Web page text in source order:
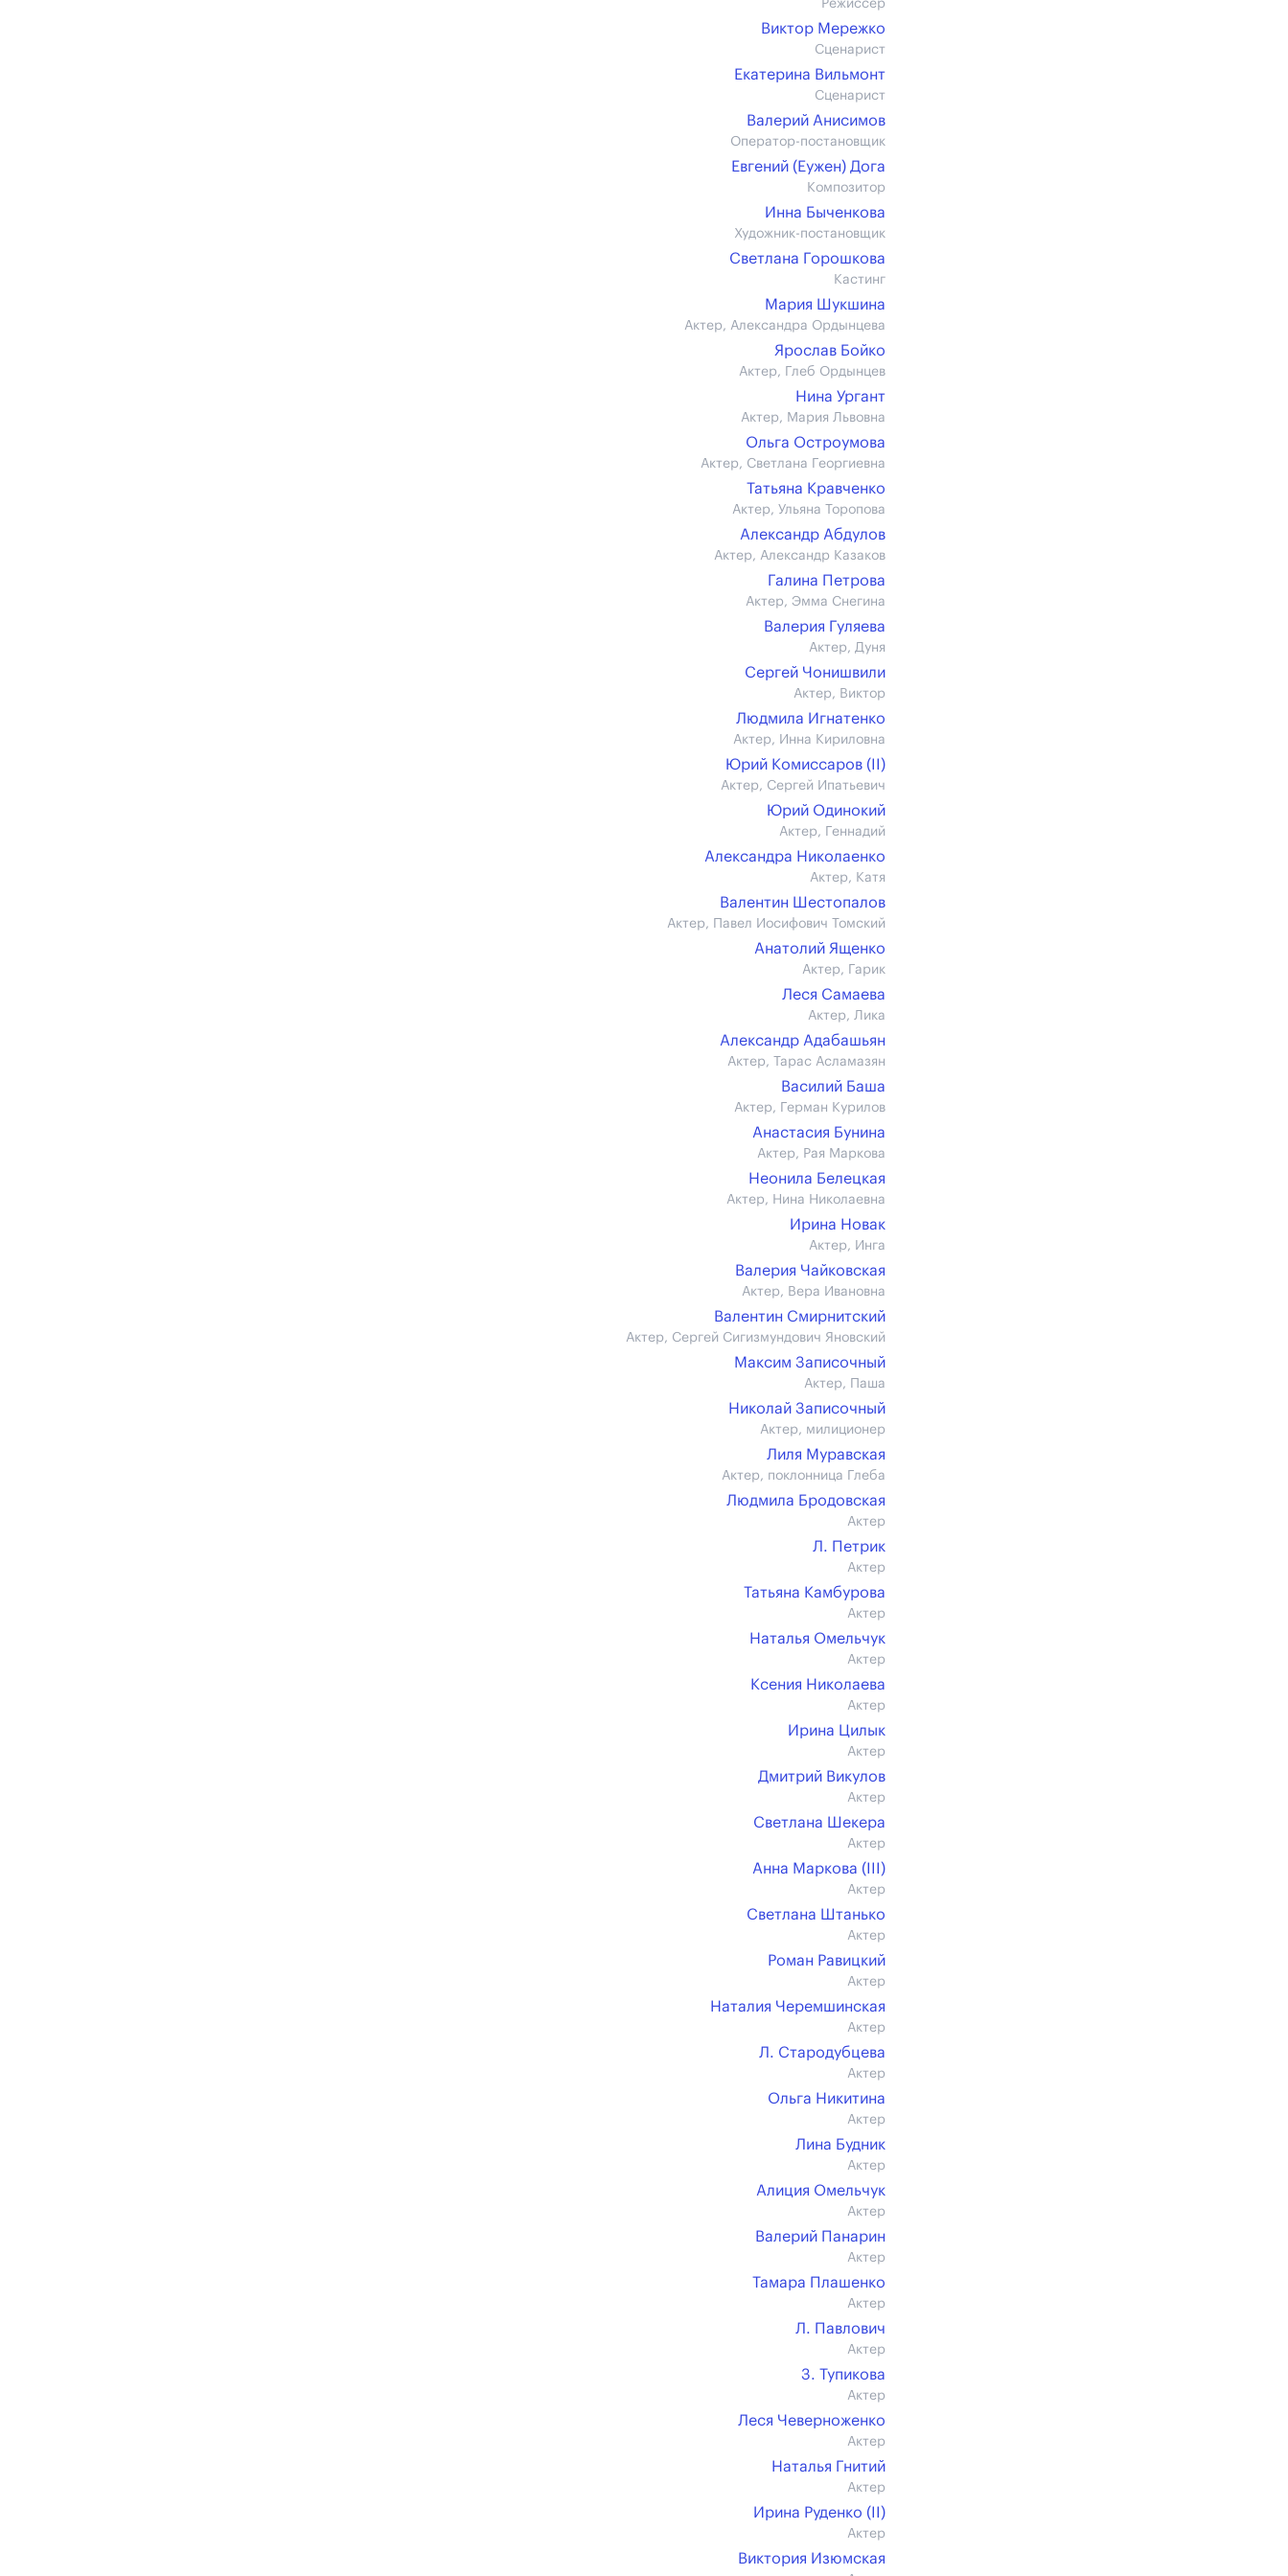
Режиссер
Виктор Мережко
Сценарист
Екатерина Вильмонт
Сценарист
Валерий Анисимов
Оператор-постановщик
Евгений (Еужен) Дога
Композитор
Инна Быченкова
Художник-постановщик
Светлана Горошкова
Кастинг
Мария Шукшина
Актер, Александра Ордынцева
Ярослав Бойко
Актер, Глеб Ордынцев
Нина Ургант
Актер, Мария Львовна
Ольга Остроумова
Актер, Светлана Георгиевна
Татьяна Кравченко
Актер, Ульяна Торопова
Александр Абдулов
Актер, Александр Казаков
Галина Петрова
Актер, Эмма Снегина
Валерия Гуляева
Актер, Дуня
Сергей Чонишвили
Актер, Виктор
Людмила Игнатенко
Актер, Инна Кириловна
Юрий Комиссаров (II)
Актер, Сергей Ипатьевич
Юрий Одинокий
Актер, Геннадий
Александра Николаенко
Актер, Катя
Валентин Шестопалов
Актер, Павел Иосифович Томский
Анатолий Ященко
Актер, Гарик
Леся Самаева
Актер, Лика
Александр Адабашьян
Актер, Тарас Асламазян
Василий Баша
Актер, Герман Курилов
Анастасия Бунина
Актер, Рая Маркова
Неонила Белецкая
Актер, Нина Николаевна
Ирина Новак
Актер, Инга
Валерия Чайковская
Актер, Вера Ивановна
Валентин Смирнитский
Актер, Сергей Сигизмундович Яновский
Максим Записочный
Актер, Паша
Николай Записочный
Актер, милиционер
Лиля Муравская
Актер, поклонница Глеба
Людмила Бродовская
Актер
Л. Петрик
Актер
Татьяна Камбурова
Актер
Наталья Омельчук
Актер
Ксения Николаева
Актер
Ирина Цилык
Актер
Дмитрий Викулов
Актер
Светлана Шекера
Актер
Анна Маркова (III)
Актер
Светлана Штанько
Актер
Роман Равицкий
Актер
Наталия Черемшинская
Актер
Л. Стародубцева
Актер
Ольга Никитина
Актер
Лина Будник
Актер
Алиция Омельчук
Актер
Валерий Панарин
Актер
Тамара Плашенко
Актер
Л. Павлович
Актер
З. Тупикова
Актер
Леся Чеверноженко
Актер
Наталья Гнитий
Актер
Ирина Руденко (II)
Актер
Виктория Изюмская